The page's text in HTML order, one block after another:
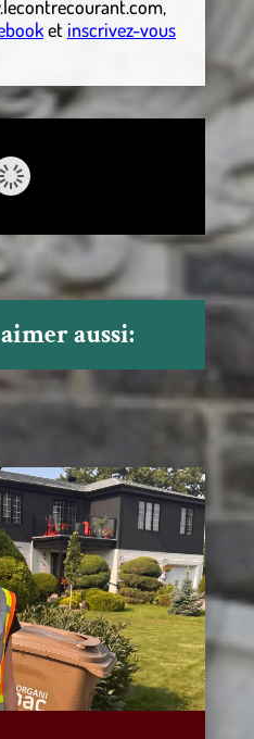
,
et inscrivez-vous
aussi: